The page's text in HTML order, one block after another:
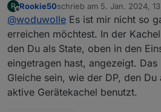
allerdings wenn ich den
setzte taucht die Kachel
doch der Schalter bleibt
stehen. Ich kann diesen
funktioniert nur wird der
AN dargestellt. Gibt es
Trick ?????
R
Offline
Rookie50schrieb am 5. Jan. 2024,
zuletzt editiert von
@woduwolle Es ist mir nicht so
erreichen möchtest. In der
den Du als State, oben in den
eingetragen hast, angezeigt.
Gleiche sein, wie der DP, den
aktive Gerätekachel benutzt.